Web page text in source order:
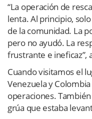
“La operación de
lenta. Al principio,
de la comunidad. La
pero no ayudó. La
frustrante e ineficaz”,
Cuando visitamos el
Venezuela y
operaciones.
grúa que estaba